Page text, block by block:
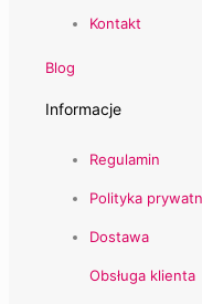
Kontakt
Blog
Informacje
Regulamin
Polityka
Dostawa
Obsługa klienta